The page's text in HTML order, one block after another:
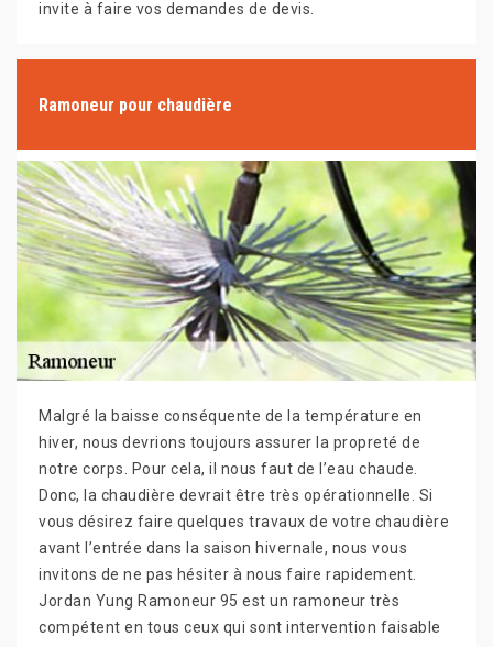
invite à faire vos demandes de devis.
Ramoneur pour chaudière
Malgré la baisse conséquente de la température en
hiver, nous devrions toujours assurer la propreté de
notre corps. Pour cela, il nous faut de l’eau chaude.
Donc, la chaudière devrait être très opérationnelle. Si
vous désirez faire quelques travaux de votre chaudière
avant l’entrée dans la saison hivernale, nous vous
invitons de ne pas hésiter à nous faire rapidement.
Jordan Yung Ramoneur 95 est un ramoneur très
compétent en tous ceux qui sont intervention faisable